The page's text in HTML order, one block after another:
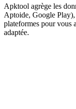
Apktool agrège les
Aptoide, Google
plateformes pour vous
adaptée.